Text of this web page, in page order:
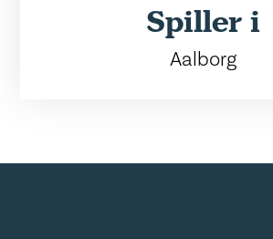
Spiller i
Aalborg